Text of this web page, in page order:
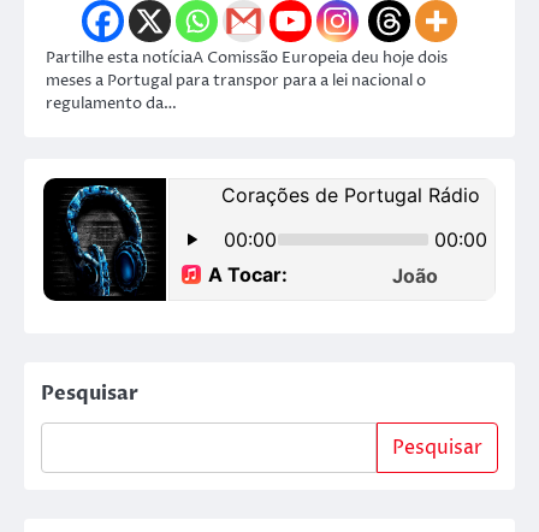
Partilhe esta notíciaA Comissão Europeia deu hoje dois
meses a Portugal para transpor para a lei nacional o
regulamento da…
Pesquisar
Pesquisar